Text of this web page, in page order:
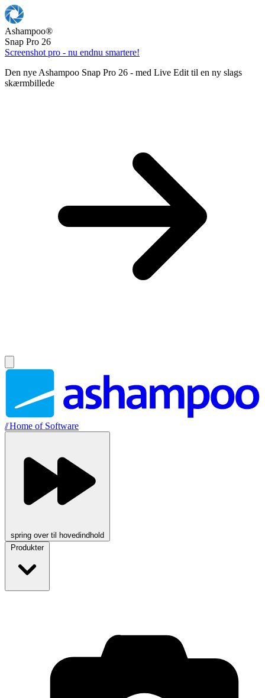
Ashampoo®
Snap Pro 26
Screenshot pro - nu endnu smartere!
Den nye Ashampoo Snap Pro 26 - med Live Edit til en ny slags
skærmbillede
//Home of Software
spring over til hovedindhold
Produkter